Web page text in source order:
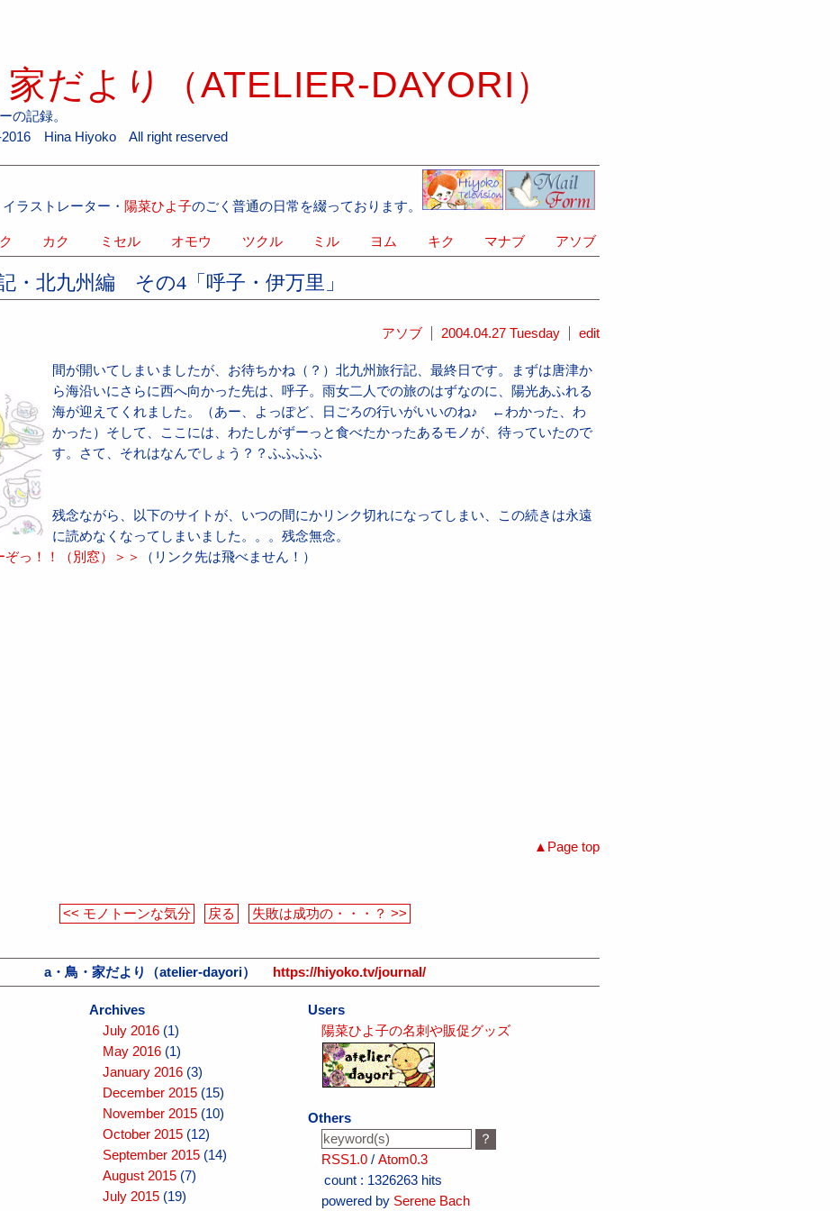
だより（ATELIER-DAYORI）
の記録。
2016 Hina Hiyoko All right reserved
イラストレーター・ 陽菜ひよ子のごく普通の日常を綴っております。
カク ミセル オモウ ツクル ミル ヨム キク マナブ アソブ
・北九州編 その4「呼子・伊万里」
アソブ 2004.04.27 Tuesday edit
間が開いてしまいましたが、お待ちかね（？）北九州旅行記、最終日です。まずは唐津か
ら海沿いにさらに西へ向かった先は、呼子。雨女二人での旅のはずなのに、陽光あふれる
海が迎えてくれました。（あー、よっぽど、日ごろの行いがいいのね♪ ←わかった、わ
かった）そして、ここには、わたしがずーっと食べたかったあるモノが、待っていたので
す。さて、それはなんでしょう？？ふふふふ
残念ながら、以下のサイトが、いつの間にかリンク切れになってしまい、この続きは永遠
に読めなくなってしまいました。。。残念無念。
っ！！（別窓）＞＞
（リンク先は飛べません！）
Page top
<< モノトーンな気分 戻る 失敗は成功の・・・？ >>
a・鳥・家だより（atelier-dayori） https://hiyoko.tv/journal/
Archives
July 2016(1)
May 2016(1)
January 2016(3)
December 2015(15)
November 2015(10)
October 2015(12)
September 2015(14)
August 2015(7)
July 2015(19)
Users
陽菜ひよ子の名刺や販促グッズ
Others
RSS1.0/ Atom0.3
count : 1326263 hits
powered by Serene Bach